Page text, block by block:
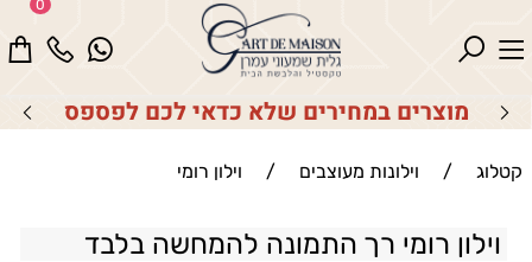
מוצרים במחירים שלא כדאי לכם לפספס
0
קטלוג / וילונות מעוצבים / וילון רומי
וילון רומי רך התמונה להמחשה בלבד